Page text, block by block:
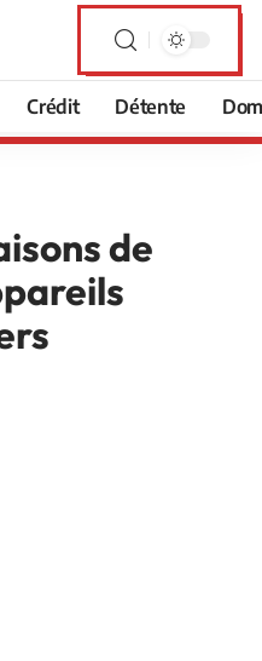
Crédit Détente
de